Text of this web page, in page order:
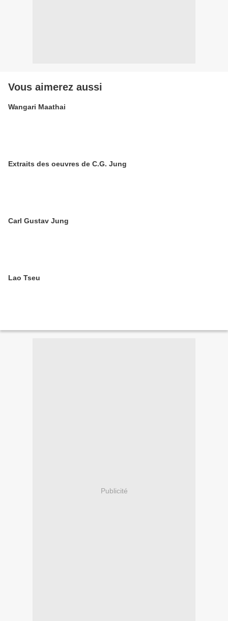
Vous aimerez aussi
Wangari Maathai
Extraits des oeuvres de C.G. Jung
Carl Gustav Jung
Lao Tseu
Publicité